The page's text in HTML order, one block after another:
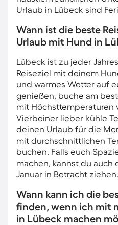
Urlaub in Lübeck sind
Wann ist die beste
Urlaub mit Hund in
Lübeck ist zu jeder
Reiseziel mit deinem
und warmes Wetter auf
genießen, buche am
mit Höchsttemperaturen
Vierbeiner lieber kühle
deinen Urlaub für die
mit durchschnittlichen
buchen. Falls euch
machen, kannst du auch
Januar in Betracht ziehen.
Wann kann ich die
finden, wenn ich mit
in Lübeck machen